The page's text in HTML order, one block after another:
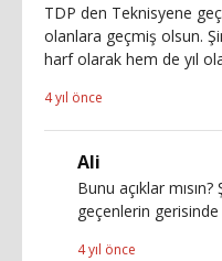
TDP den Teknisyene
olanlara geçmiş olsun.
harf olarak hem de yıl
4 yıl önce
Ali
Bunu açıklar
geçenlerin gerisinde
4 yıl önce